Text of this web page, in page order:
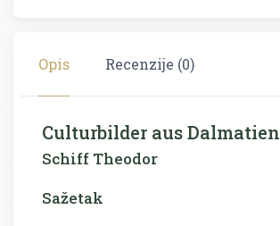
Opis Recenzije (0)
Culturbilder aus Dalmatien
Schiff Theodor
Sažetak